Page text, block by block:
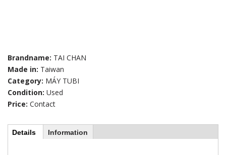
Brandname: TAI CHAN
Made in: Taiwan
Category: MÁY TUBI
Condition: Used
Price: Contact
Details Information